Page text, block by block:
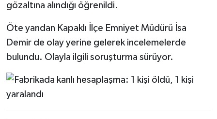
gözaltına alındığı öğrenildi.
Öte yandan Kapaklı İlçe Emniyet Müdürü İsa
Demir de olay yerine gelerek incelemelerde
bulundu. Olayla ilgili soruşturma sürüyor.